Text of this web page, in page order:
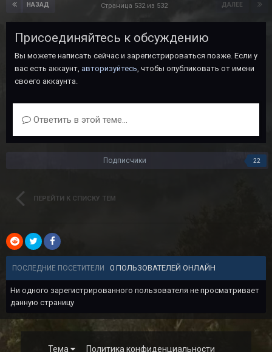
НАЗАД ДАЛЕЕ
Страница 532 из 532
Присоединяйтесь к обсуждению
Вы можете написать сейчас и зарегистрироваться позже. Если у
вас есть аккаунт, авторизуйтесь, чтобы опубликовать от имени
своего аккаунта.
Ответить в этой теме...
Подписчики 22
ПЕРЕЙТИ К СПИСКУ ТЕМ
ПОСЛЕДНИЕ ПОСЕТИТЕЛИ 0 ПОЛЬЗОВАТЕЛЕЙ ОНЛАЙН
Ни одного зарегистрированного пользователя не просматривает
данную страницу
Тема Политика конфиденциальности